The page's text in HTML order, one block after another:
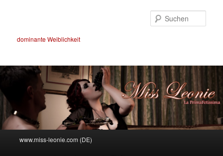
dominante Weiblichkeit
Zum
Zum
www.miss-leonie.com (DE)